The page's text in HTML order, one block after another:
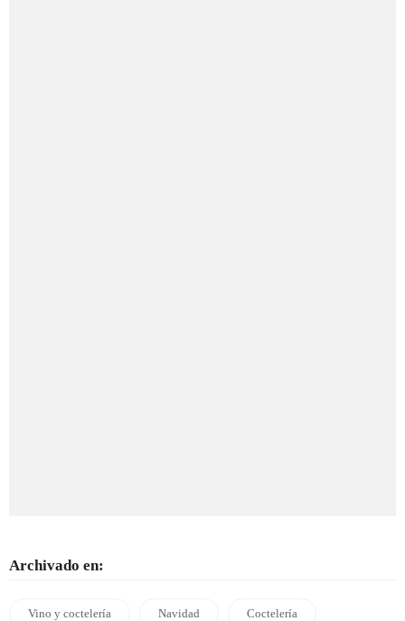
Archivado en:
Vino y coctelería Navidad Coctelería